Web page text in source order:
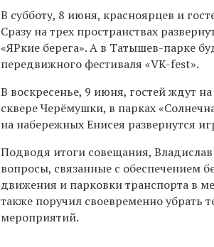
В субботу, 8 июня, красноярцев и
Сразу на трех пространствах
«ЯРкие берега». А в Татышев-парке
передвижного фестиваля «VK-fest».
В воскресенье, 9 июня, гостей ждут
сквере Черёмушки, в парках
на набережных Енисея развернутся
Подводя итоги совещания,
вопросы, связанные с обеспечением
движения и парковки транспорта в
также поручил своевременно убрать
мероприятий.